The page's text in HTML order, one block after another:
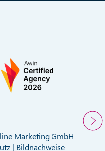
Marketing GmbH
| Bildnachweise